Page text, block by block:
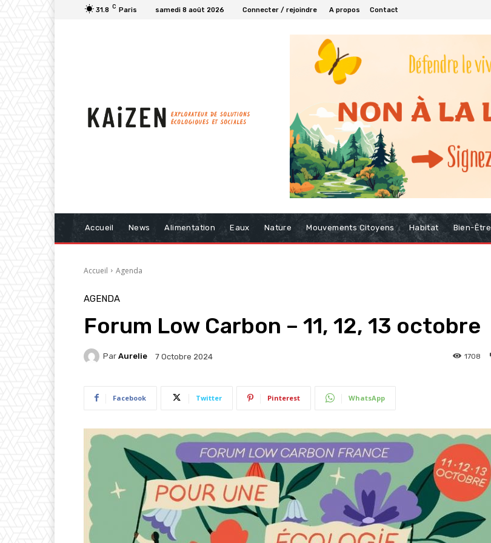
31.8 C Paris samedi 8 août 2026 Connecter / rejoindre A propos Contact
Accueil News Alimentation Eaux Nature Mouvements Citoyens Habitat Bien-Être
Accueil Agenda
AGENDA
Forum Low Carbon – 11, 12, 13 octobre
Par Aurelie 7 Octobre 2024 1708
Facebook Twitter Pinterest WhatsApp